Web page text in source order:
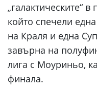
„галактическите“
който спечели
на Краля и една
завърна на
лига с Моуриньо,
финала.